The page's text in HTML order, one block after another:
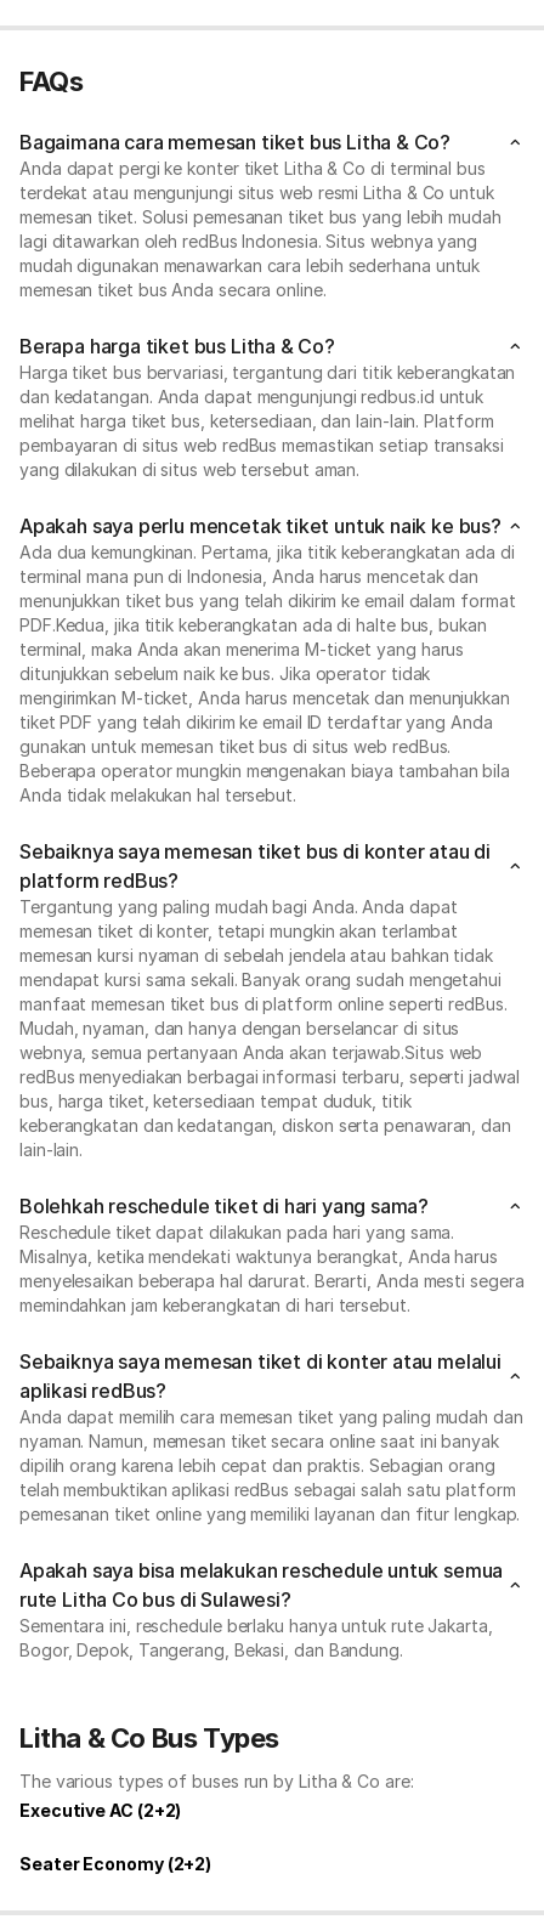
FAQs
Bagaimana cara memesan tiket bus Litha & Co?
Anda dapat pergi ke konter tiket Litha & Co di terminal bus
terdekat atau mengunjungi situs web resmi Litha & Co untuk
memesan tiket. Solusi pemesanan tiket bus yang lebih mudah
lagi ditawarkan oleh redBus Indonesia. Situs webnya yang
mudah digunakan menawarkan cara lebih sederhana untuk
memesan tiket bus Anda secara online.
Berapa harga tiket bus Litha & Co?
Harga tiket bus bervariasi, tergantung dari titik keberangkatan
dan kedatangan. Anda dapat mengunjungi redbus.id untuk
melihat harga tiket bus, ketersediaan, dan lain-lain. Platform
pembayaran di situs web redBus memastikan setiap transaksi
yang dilakukan di situs web tersebut aman.
Apakah saya perlu mencetak tiket untuk naik ke bus?
Ada dua kemungkinan. Pertama, jika titik keberangkatan ada di
terminal mana pun di Indonesia, Anda harus mencetak dan
menunjukkan tiket bus yang telah dikirim ke email dalam format
PDF.Kedua, jika titik keberangkatan ada di halte bus, bukan
terminal, maka Anda akan menerima M-ticket yang harus
ditunjukkan sebelum naik ke bus. Jika operator tidak
mengirimkan M-ticket, Anda harus mencetak dan menunjukkan
tiket PDF yang telah dikirim ke email ID terdaftar yang Anda
gunakan untuk memesan tiket bus di situs web redBus.
Beberapa operator mungkin mengenakan biaya tambahan bila
Anda tidak melakukan hal tersebut.
Sebaiknya saya memesan tiket bus di konter atau di
platform redBus?
Tergantung yang paling mudah bagi Anda. Anda dapat
memesan tiket di konter, tetapi mungkin akan terlambat
memesan kursi nyaman di sebelah jendela atau bahkan tidak
mendapat kursi sama sekali. Banyak orang sudah mengetahui
manfaat memesan tiket bus di platform online seperti redBus.
Mudah, nyaman, dan hanya dengan berselancar di situs
webnya, semua pertanyaan Anda akan terjawab.Situs web
redBus menyediakan berbagai informasi terbaru, seperti jadwal
bus, harga tiket, ketersediaan tempat duduk, titik
keberangkatan dan kedatangan, diskon serta penawaran, dan
lain-lain.
Bolehkah reschedule tiket di hari yang sama?
Reschedule tiket dapat dilakukan pada hari yang sama.
Misalnya, ketika mendekati waktunya berangkat, Anda harus
menyelesaikan beberapa hal darurat. Berarti, Anda mesti segera
memindahkan jam keberangkatan di hari tersebut.
Sebaiknya saya memesan tiket di konter atau melalui
aplikasi redBus?
Anda dapat memilih cara memesan tiket yang paling mudah dan
nyaman. Namun, memesan tiket secara online saat ini banyak
dipilih orang karena lebih cepat dan praktis. Sebagian orang
telah membuktikan aplikasi redBus sebagai salah satu platform
pemesanan tiket online yang memiliki layanan dan fitur lengkap.
Apakah saya bisa melakukan reschedule untuk semua
rute Litha Co bus di Sulawesi?
Sementara ini, reschedule berlaku hanya untuk rute Jakarta,
Bogor, Depok, Tangerang, Bekasi, dan Bandung.
Litha & Co Bus Types
The various types of buses run by Litha & Co are:
Executive AC (2+2)
Seater Economy (2+2)